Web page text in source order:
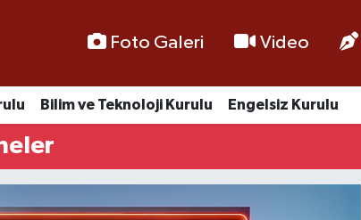
Foto Galeri Video
Bilim ve Teknoloji Kurulu Engelsiz Kurulu